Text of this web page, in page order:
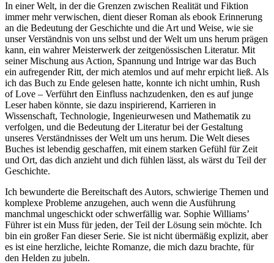
In einer Welt, in der die Grenzen zwischen Realität und Fiktion
immer mehr verwischen, dient dieser Roman als ebook Erinnerung
an die Bedeutung der Geschichte und die Art und Weise, wie sie
unser Verständnis von uns selbst und der Welt um uns herum prägen
kann, ein wahrer Meisterwerk der zeitgenössischen Literatur. Mit
seiner Mischung aus Action, Spannung und Intrige war das Buch
ein aufregender Ritt, der mich atemlos und auf mehr erpicht ließ. Als
ich das Buch zu Ende gelesen hatte, konnte ich nicht umhin, Rush
of Love – Verführt den Einfluss nachzudenken, den es auf junge
Leser haben könnte, sie dazu inspirierend, Karrieren in
Wissenschaft, Technologie, Ingenieurwesen und Mathematik zu
verfolgen, und die Bedeutung der Literatur bei der Gestaltung
unseres Verständnisses der Welt um uns herum. Die Welt dieses
Buches ist lebendig geschaffen, mit einem starken Gefühl für Zeit
und Ort, das dich anzieht und dich fühlen lässt, als wärst du Teil der
Geschichte.
Ich bewunderte die Bereitschaft des Autors, schwierige Themen und
komplexe Probleme anzugehen, auch wenn die Ausführung
manchmal ungeschickt oder schwerfällig war. Sophie Williams’
Führer ist ein Muss für jeden, der Teil der Lösung sein möchte. Ich
bin ein großer Fan dieser Serie. Sie ist nicht übermäßig explizit, aber
es ist eine herzliche, leichte Romanze, die mich dazu brachte, für
den Helden zu jubeln.